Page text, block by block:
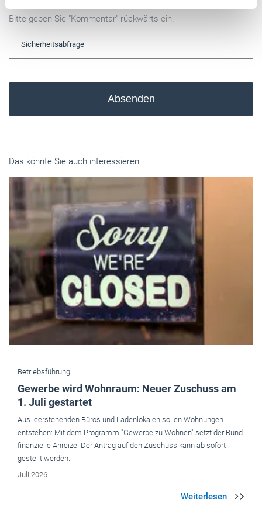
Bitte geben Sie "Kommentar" rückwärts ein.
Absenden
Das könnte Sie auch interessieren:
Betriebsführung
Gewerbe wird Wohnraum: Neuer Zuschuss am
1. Juli gestartet
Aus leerstehenden Büros und Ladenlokalen sollen Wohnungen
entstehen: Mit dem Programm "Gewerbe zu Wohnen" setzt der Bund
finanzielle Anreize. Der Antrag auf den Zuschuss kann ab sofort
gestellt werden.
Juli 2026